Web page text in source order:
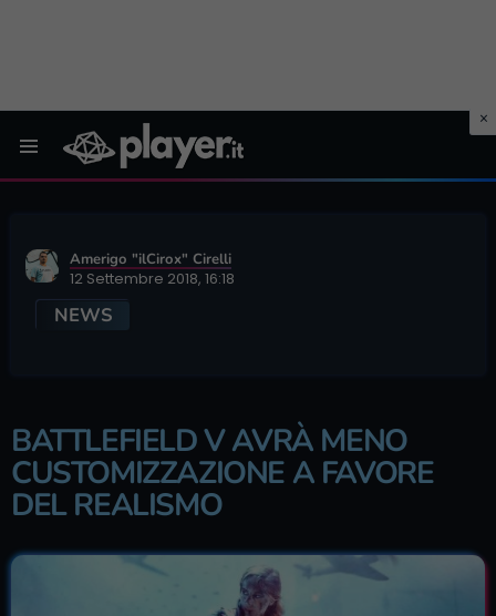
Amerigo "ilCirox" Cirelli
12 Settembre 2018, 16:18
NEWS
BATTLEFIELD V AVRÀ MENO
CUSTOMIZZAZIONE A FAVORE
DEL REALISMO